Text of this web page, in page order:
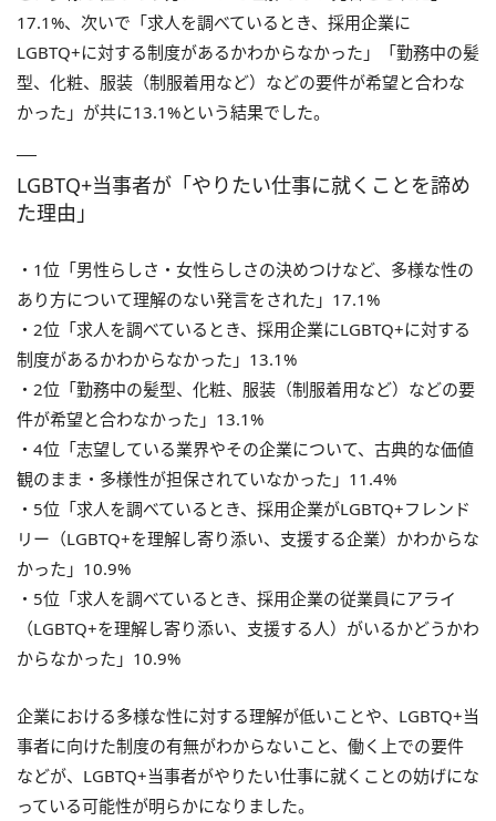
17.1%、次いで「求人を調べているとき、採用企業に
LGBTQ+に対する制度があるかわからなかった」「勤務中の髪
型、化粧、服装（制服着用など）などの要件が希望と合わな
かった」が共に13.1%という結果でした。
LGBTQ+当事者が「やりたい仕事に就くことを諦め
た理由」
・1位「男性らしさ・女性らしさの決めつけなど、多様な性の
あり方について理解のない発言をされた」17.1%
・2位「求人を調べているとき、採用企業にLGBTQ+に対する
制度があるかわからなかった」13.1%
・2位「勤務中の髪型、化粧、服装（制服着用など）などの要
件が希望と合わなかった」13.1%
・4位「志望している業界やその企業について、古典的な価値
観のまま・多様性が担保されていなかった」11.4%
・5位「求人を調べているとき、採用企業がLGBTQ+フレンド
リー（LGBTQ+を理解し寄り添い、支援する企業）かわからな
かった」10.9%
・5位「求人を調べているとき、採用企業の従業員にアライ
（LGBTQ+を理解し寄り添い、支援する人）がいるかどうかわ
からなかった」10.9%
企業における多様な性に対する理解が低いことや、LGBTQ+当
事者に向けた制度の有無がわからないこと、働く上での要件
などが、LGBTQ+当事者がやりたい仕事に就くことの妨げにな
っている可能性が明らかになりました。